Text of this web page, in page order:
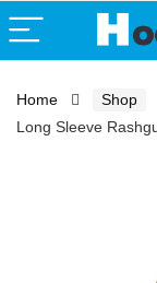
Home Shop
Long Sleeve